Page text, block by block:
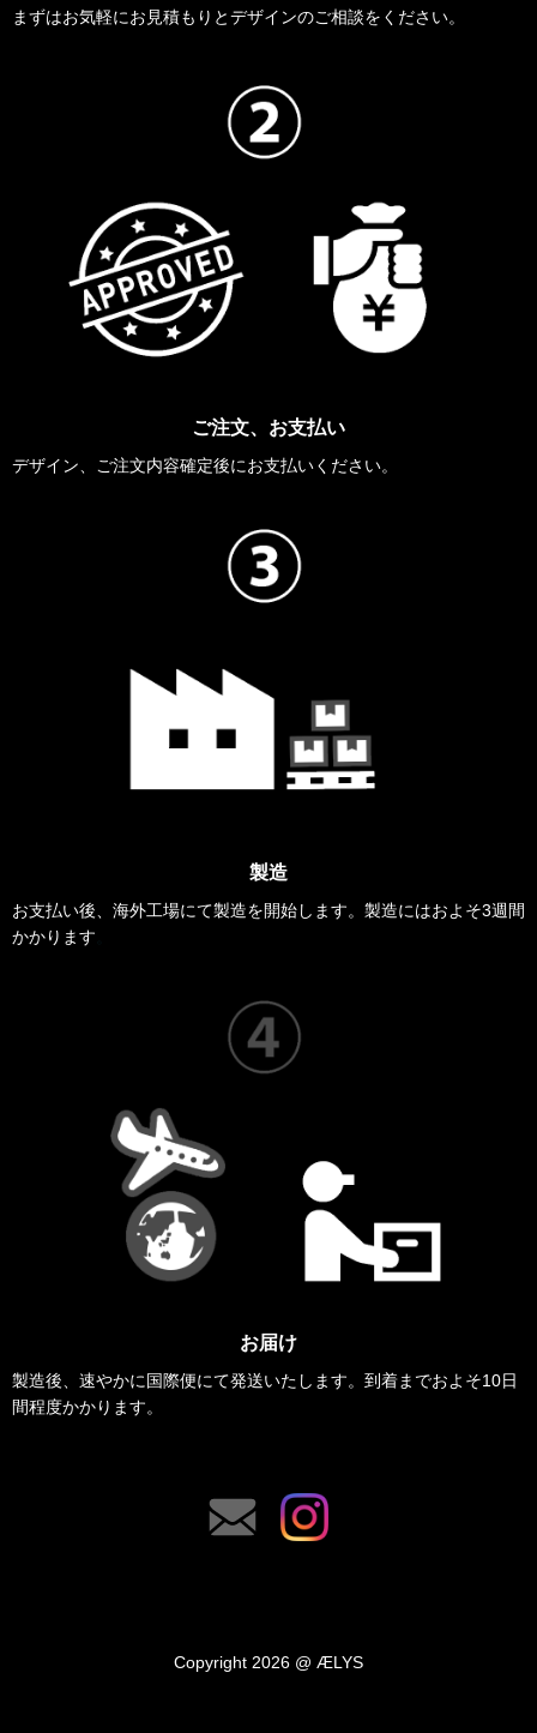
まずはお気軽にお見積もりとデザインのご相談をください。
ご注文、お支払い
デザイン、ご注文内容確定後にお支払いください。
製造
お支払い後、海外工場にて製造を開始します。製造にはおよそ3週間
かかります
お届け
製造後、速やかに国際便にて発送いたします。到着までおよそ10日
間程度かかります。
Copyright 2026 @ ÆLYS